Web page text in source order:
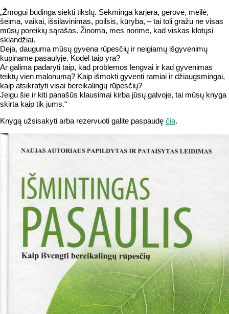
„Žmogui būdinga siekti tikslų. Sėkminga karjera, gerovė, meilė,
šeima, vaikai, išsilavinimas, poilsis, kūryba, – tai toli gražu ne visas
mūsų poreikių sąrašas. Žinoma, mes norime, kad viskas klotųsi
sklandžiai.
Deja, dauguma mūsų gyvena rūpesčių ir neigiamų išgyvenimų
kupiname pasaulyje. Kodėl taip yra?
Ar galima padaryti taip, kad problemos lengvai ir kad gyvenimas
teiktų vien malonumą? Kaip išmokti gyventi ramiai ir džiaugsmingai,
kaip atsikratyti visai bereikalingų rūpesčių?
Jeigu šie ir kiti panašūs klausimai kirba jūsų galvoje, tai mūsų knyga
skirta kaip tik jums.“
Knygą užsisakyti arba rezervuoti galite paspaudę čia.